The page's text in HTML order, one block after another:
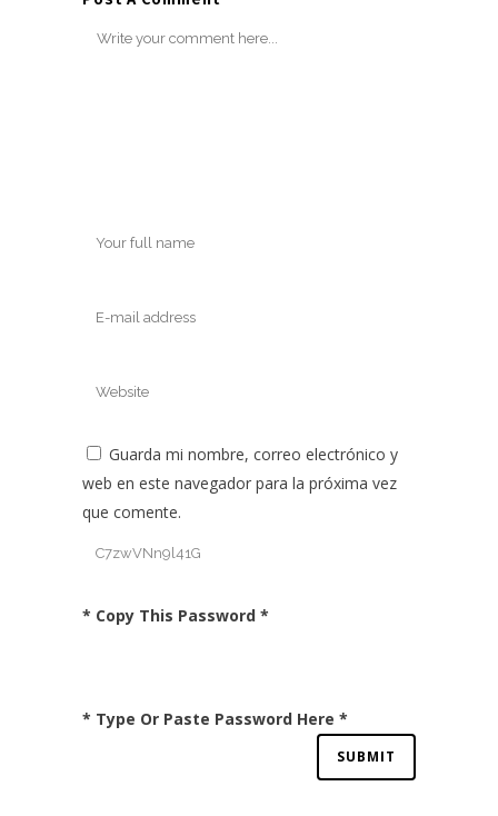
Guarda mi nombre, correo electrónico y
web en este navegador para la próxima vez
que comente.
* Copy This Password *
* Type Or Paste Password Here *